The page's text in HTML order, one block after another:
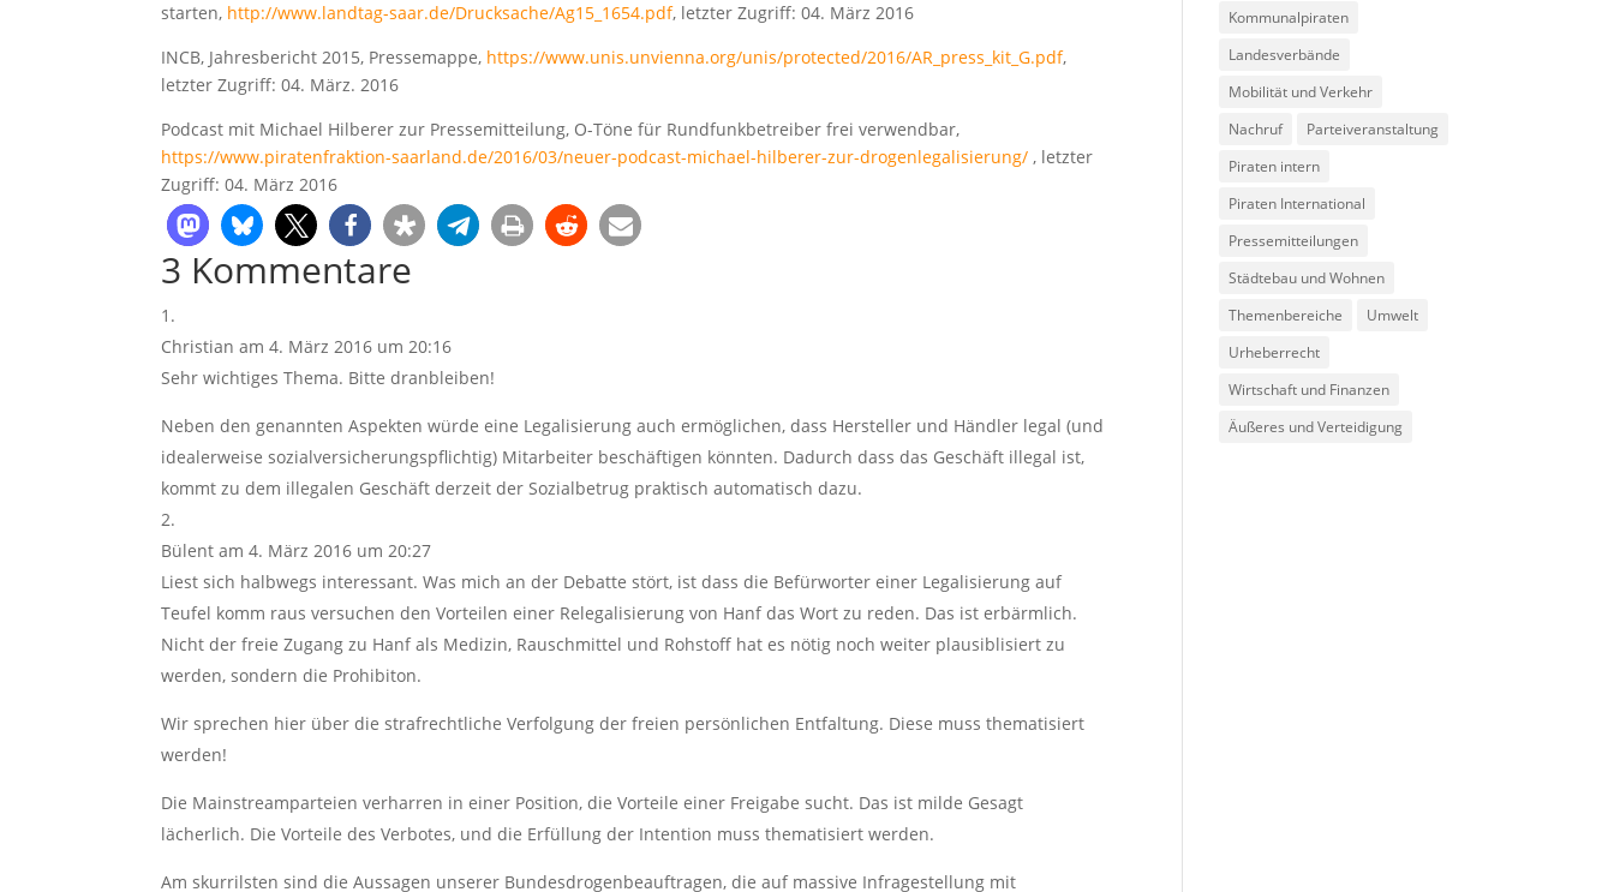
starten, http://www.landtag-saar.de/Drucksache/Ag15_1654.pdf, letzter Zugriff: 04. März 2016
INCB, Jahresbericht 2015, Pressemappe, https://www.unis.unvienna.org/unis/protected/2016/AR_press_kit_G.pdf,
letzter Zugriff: 04. März. 2016
Podcast mit Michael Hilberer zur Pressemitteilung, O-Töne für Rundfunkbetreiber frei verwendbar,
https://www.piratenfraktion-saarland.de/2016/03/neuer-podcast-michael-hilberer-zur-drogenlegalisierung/ , letzter
Zugriff: 04. März 2016
3 Kommentare
Christian am 4. März 2016 um 20:16
Sehr wichtiges Thema. Bitte dranbleiben!
Neben den genannten Aspekten würde eine Legalisierung auch ermöglichen, dass Hersteller und Händler legal (und
idealerweise sozialversicherungspflichtig) Mitarbeiter beschäftigen könnten. Dadurch dass das Geschäft illegal ist,
kommt zu dem illegalen Geschäft derzeit der Sozialbetrug praktisch automatisch dazu.
Bülent am 4. März 2016 um 20:27
Liest sich halbwegs interessant. Was mich an der Debatte stört, ist dass die Befürworter einer Legalisierung auf
Teufel komm raus versuchen den Vorteilen einer Relegalisierung von Hanf das Wort zu reden. Das ist erbärmlich.
Nicht der freie Zugang zu Hanf als Medizin, Rauschmittel und Rohstoff hat es nötig noch weiter plausiblisiert zu
werden, sondern die Prohibiton.
Wir sprechen hier über die strafrechtliche Verfolgung der freien persönlichen Entfaltung. Diese muss thematisiert
werden!
Die Mainstreamparteien verharren in einer Position, die Vorteile einer Freigabe sucht. Das ist milde Gesagt
lächerlich. Die Vorteile des Verbotes, und die Erfüllung der Intention muss thematisiert werden.
Am skurrilsten sind die Aussagen unserer Bundesdrogenbeauftragen, die auf massive Infragestellung mit
Kommunalpiraten
Landesverbände
Mobilität und Verkehr
Nachruf
Parteiveranstaltung
Piraten intern
Piraten International
Pressemitteilungen
Städtebau und Wohnen
Themenbereiche
Umwelt
Urheberrecht
Wirtschaft und Finanzen
Äußeres und Verteidigung